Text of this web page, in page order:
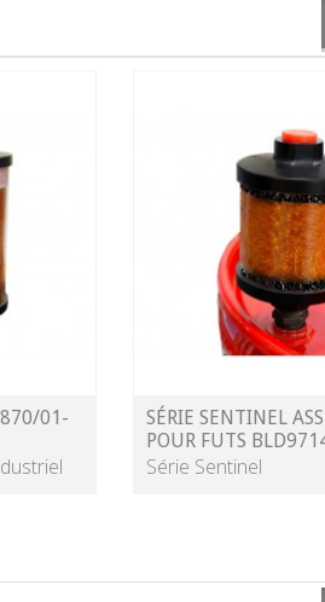
01-
SÉRIE SENTINEL
POUR FUTS
Série Sentinel